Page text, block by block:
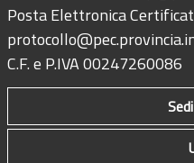
Posta Elettronica
C.F. e P.IVA 00247260086